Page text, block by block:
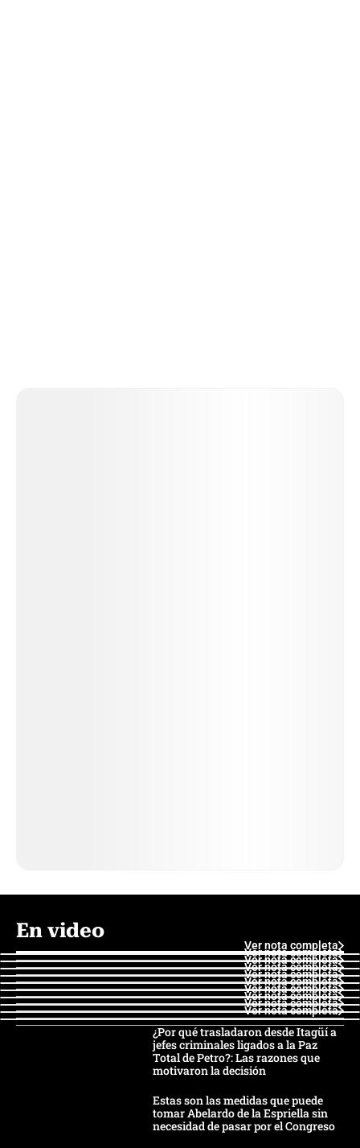
En video
Ver nota completa
Ver nota completa
Ver nota completa
Ver nota completa
Ver nota completa
Ver nota completa
Ver nota completa
Ver nota completa
Ver nota completa
Ver nota completa
¿Por qué trasladaron desde Itagüí a
jefes criminales ligados a la Paz
Total de Petro?: Las razones que
motivaron la decisión
Estas son las medidas que puede
tomar Abelardo de la Espriella sin
necesidad de pasar por el Congreso